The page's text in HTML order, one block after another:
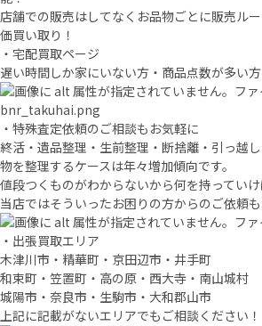
店舗での販売はしてなくお品物ごとに販売ル
価買い取り！
・宅配買取ページ
遅い時間しか家にいない方・商品点数が多い
・特殊査定依頼のご相談もお気軽に
終活・遺品整理・生前整理・断捨離・引っ越し
物を整理するケースは年々増加傾向です。
値段つくものがわからないから何を持ってい
当店ではそういったお困りの方からのご依頼も
・出張買取エリア
木津川市・精華町・京田辺市・井手町
和束町・笠置町・高の原・西大寺・南山城村
城陽市・奈良市・生駒市・大和郡山市
上記に記載がないエリアでもご相談ください！